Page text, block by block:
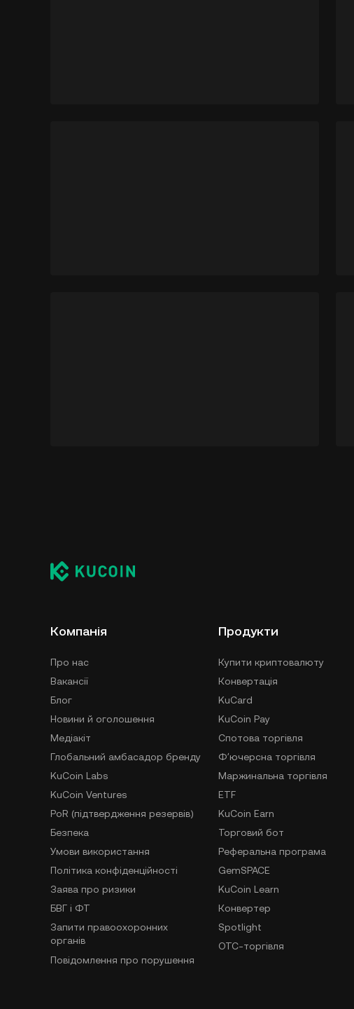
Компанія
Про нас
Вакансії
Блог
Новини й оголошення
Медіакіт
Глобальний амбасадор бренду
KuCoin Labs
KuCoin Ventures
PoR (підтвердження резервів)
Безпека
Умови використання
Політика конфіденційності
Заява про ризики
БВГ і ФТ
Запити правоохоронних
органів
Повідомлення про порушення
Продукти
Купити криптовалюту
Конвертація
KuCard
KuCoin Pay
Спотова торгівля
Фʼючерсна торгівля
Маржинальна торгівля
ETF
KuCoin Earn
Торговий бот
Реферальна програма
GemSPACE
KuCoin Learn
Конвертер
Spotlight
OTC-торгівля